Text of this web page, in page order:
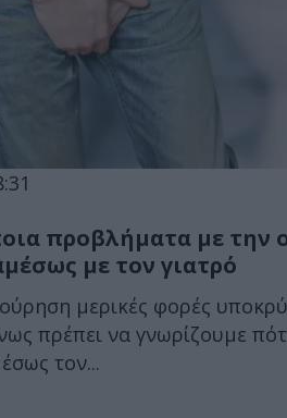
προβλήματα με την
με τον γιατρό
μερικές φορές
πρέπει να γνωρίζουμε
τον...